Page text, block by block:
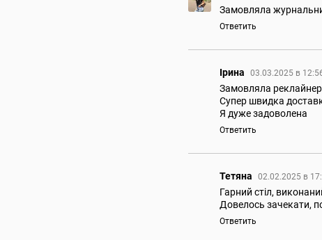
Замовляла
Ответить
Ірина 03.03.2025 в
Замовляла
Супер швидка
Я дуже задоволена
Ответить
Тетяна 02.02.2025 в
Гарний стіл,
Довелось зачекати,
Ответить